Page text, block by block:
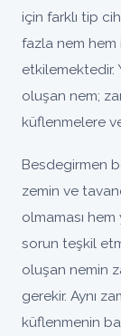
için farklı tip
fazla nem hem
etkilemektedir.
oluşan nem;
küflenmelere
Besdegirmen
zemin ve
olmaması hem
sorun teşkil
oluşan nemin
gerekir. Aynı
küflenmenin